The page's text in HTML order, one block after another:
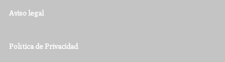
Aviso legal
Política de Privacidad